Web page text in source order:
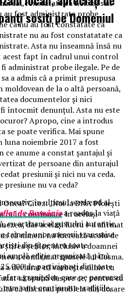
„constatate ca neloial sau
au fost administrate probe
ca nu au fost constatate ca
nu au fost constatatate ca
Asta nu înseamnă însă nu
acest fapt în cadrul unui control
fi administrat probe ilegale. Pe de
a admis că a primit presupusa
moldovean de la o altă persoană,
documentelor și nici
întocmit denunțul. Asta nu este
Apropo, cine a introdus
se poate verifica. Mai spune
luna noiembrie 2017 a fost
ce anume a constat șantajul și
de persoane din anturajul
presiunii și nici nu va ceda.
presiune nu va ceda?
Citez: „Noi la DNA Ploiești
în continuare în același
dar același lucru l-a afirmat
că nimeni nu lucrează acolo de
știrea șefilor, inclusiv a doamnei
a confirmat spusele lui Cosma.
a declarat că vorbește zilnic cu
să spună despre ce, pentru că
că discutau problem din dosare
sosiți pe Domeniul
în ultimul weekend al
de Româniaa readus la viață
cu artizani ai gustului autentic,
tainele unor meserii transmise
din și pentru toate
amplă ediție organizată până
de participanți din toate
granițelor, care pe parcursul
cum sunt continuate tradițiile,